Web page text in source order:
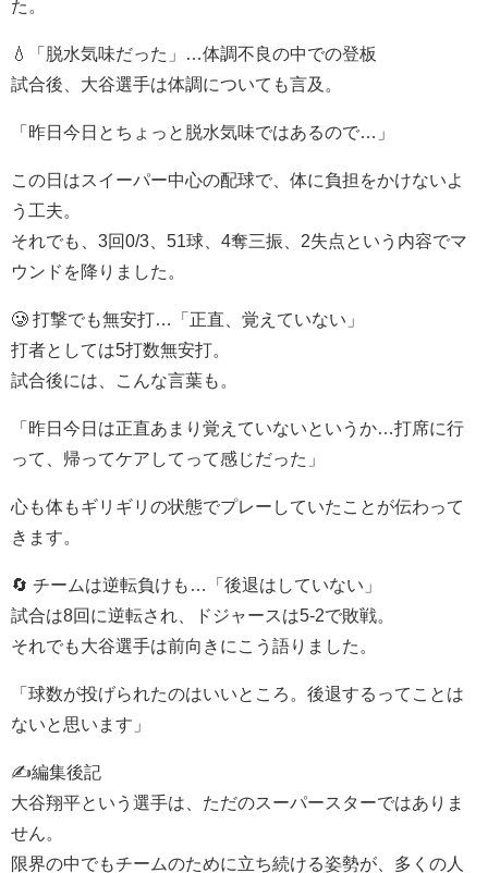
た。
💧「脱水気味だった」…体調不良の中での登板
試合後、大谷選手は体調についても言及。
「昨日今日とちょっと脱水気味ではあるので…」
この日はスイーパー中心の配球で、体に負担をかけないよ
う工夫。
それでも、3回0/3、51球、4奪三振、2失点という内容でマ
ウンドを降りました。
🥲 打撃でも無安打…「正直、覚えていない」
打者としては5打数無安打。
試合後には、こんな言葉も。
「昨日今日は正直あまり覚えていないというか…打席に行
って、帰ってケアしてって感じだった」
心も体もギリギリの状態でプレーしていたことが伝わって
きます。
🔄 チームは逆転負けも…「後退はしていない」
試合は8回に逆転され、ドジャースは5-2で敗戦。
それでも大谷選手は前向きにこう語りました。
「球数が投げられたのはいいところ。後退するってことは
ないと思います」
✍️編集後記
大谷翔平という選手は、ただのスーパースターではありま
せん。
限界の中でもチームのために立ち続ける姿勢が、多くの人